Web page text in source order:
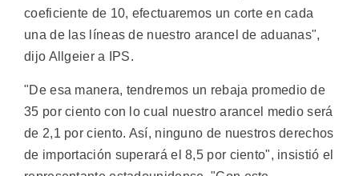
coeficiente de 10, efectuaremos un corte en cada
una de las líneas de nuestro arancel de aduanas",
dijo Allgeier a IPS.
"De esa manera, tendremos un rebaja promedio de
35 por ciento con lo cual nuestro arancel medio será
de 2,1 por ciento. Así, ninguno de nuestros derechos
de importación superará el 8,5 por ciento", insistió el